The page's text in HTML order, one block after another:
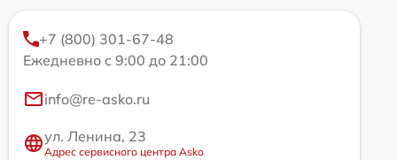
+7 (800) 301-67-48
Ежедневно с 9:00 до 21:00
info@re-asko.ru
ул. Ленина, 23
Адрес сервисного центра Asko